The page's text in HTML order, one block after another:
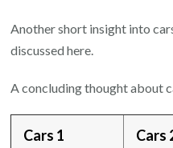
Another short insight into
discussed here.
A concluding thought about
Cars 1 Cars